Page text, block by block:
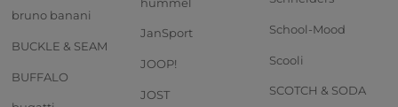
bruno banani
BUCKLE & SEAM
BUFFALO
JanSport
JOOP!
JOST
School-Mood
Scooli
SCOTCH & SODA